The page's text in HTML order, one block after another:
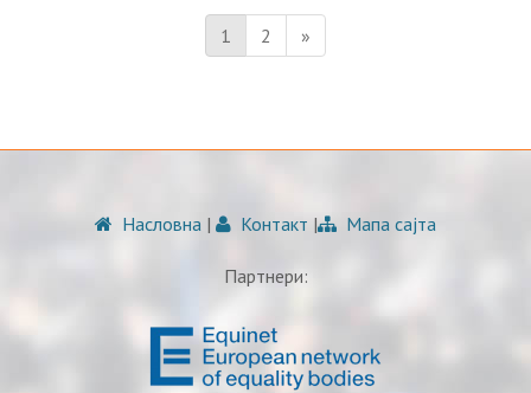
1 2 »
Насловна | Контакт | Мапа сајта
Партнери: